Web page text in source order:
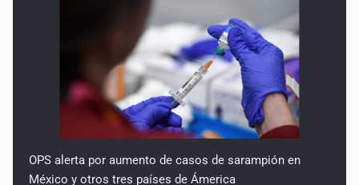
OPS alerta por aumento de casos de sarampión en
México y otros tres países de Ámerica